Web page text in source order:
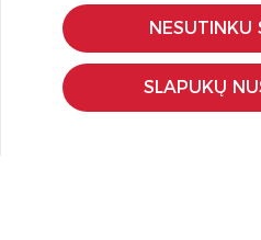
Pirkimo – pardavimo taisyklės
Pristatymas ir grąžinimas
Apmokėjimo būdai
Kokybės ir saugumo standartai
Privatumo taisyklės
NESUTINKU
SLAPUKŲ